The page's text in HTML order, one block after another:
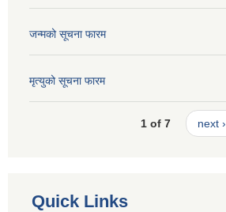
जन्मको सूचना फारम
मृत्युको सूचना फारम
1 of 7 next ›
Quick Links